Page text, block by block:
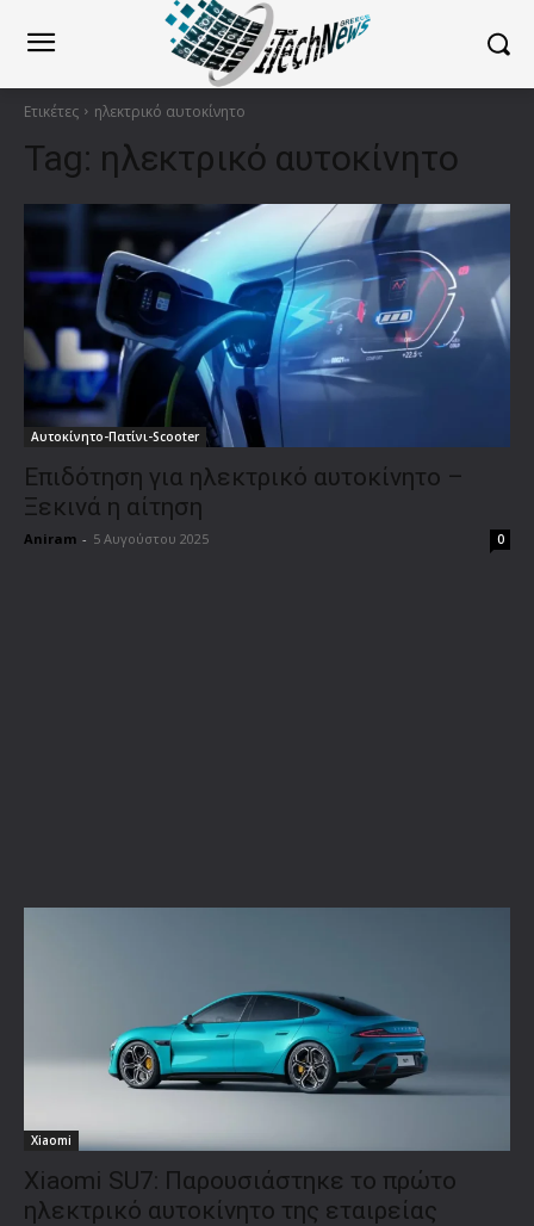
Ετικέτες ηλεκτρικό αυτοκίνητο
Tag: ηλεκτρικό αυτοκίνητο
Αυτοκίνητο-Πατίνι-Scooter
Επιδότηση για ηλεκτρικό αυτοκίνητο –
Ξεκινά η αίτηση
Aniram - 5 Αυγούστου 2025 0
Xiaomi
Xiaomi SU7: Παρουσιάστηκε το πρώτο
ηλεκτρικό αυτοκίνητο της εταιρείας